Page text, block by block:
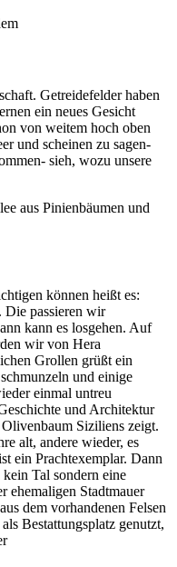
Getreidefelder haben
ein neues Gesicht
von weitem hoch oben
und scheinen zu sagen-
sieh, wozu unsere
aus Pinienbäumen und
können heißt es:
Die passieren wir
kann es losgehen. Auf
wir von Hera
Grollen grüßt ein
und einige
einmal untreu
und Architektur
Siziliens zeigt.
alt, andere wieder, es
ein Prachtexemplar. Dann
Tal sondern eine
ehemaligen Stadtmauer
dem vorhandenen Felsen
Bestattungsplatz genutzt,